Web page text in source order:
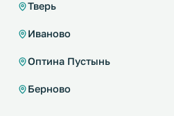
Тверь
Иваново
Оптина Пустынь
Берново